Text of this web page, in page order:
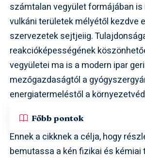
számtalan vegyület formájában is
vulkáni területek mélyétől kezdve
szervezetek sejtjeiig.
reakcióképességének
vegyületei ma is a modern ipar
mezőgazdaságtól a
energiatermeléstől a
Főbb pontok
Ennek a cikknek a célja, hogy
bemutassa a kén fizikai és kémiai